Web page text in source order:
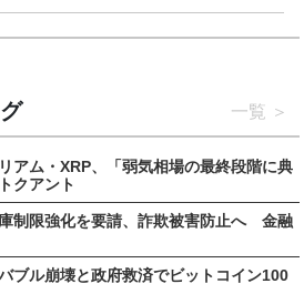
一覧
アム・XRP、「弱気相場の最終段階に典
クアント
制限強化を要請、詐欺被害防止へ 金融
ブル崩壊と政府救済でビットコイン100